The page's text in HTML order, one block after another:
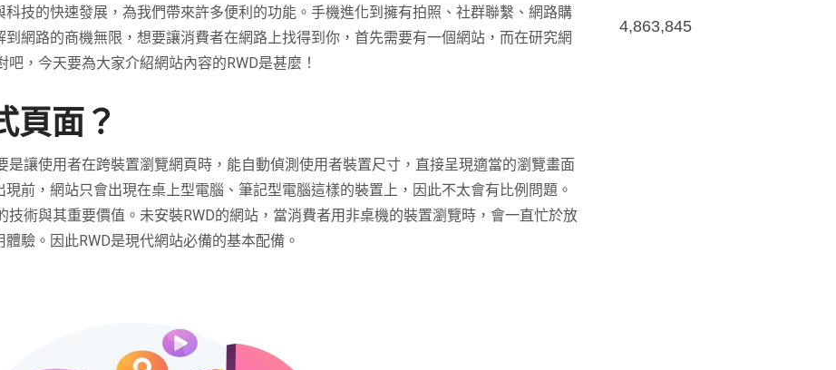
技的快速發展，為我們帶來許多便利的功能。手機進化到擁有拍照、社群聯繫、網路購
網路的商機無限，想要讓消費者在網路上找得到你，首先需要有一個網站，而在研究網
，今天要為大家介紹網站內容的RWD是甚麼！
頁面？
是讓使用者在跨裝置瀏覽網頁時，能自動偵測使用者裝置尺寸，直接呈現適當的瀏覽畫面
前，網站只會出現在桌上型電腦、筆記型電腦這樣的裝置上，因此不太會有比例問題。
術與其重要價值。未安裝RWD的網站，當消費者用非桌機的裝置瀏覽時，會一直忙於放
驗。因此RWD是現代網站必備的基本配備。
4,863,845